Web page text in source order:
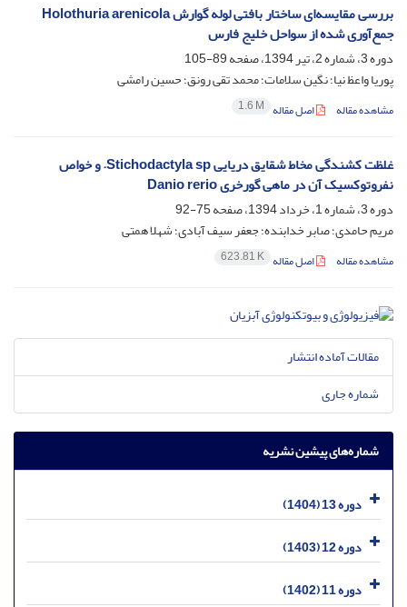
بررسی مقایسه‌ای ساختار بافتی لوله گوارش Holothuria arenicola
جمع‌آوری شده از سواحل خلیج فارس
دوره 3، شماره 2، تیر 1394، صفحه
89-105
پوریا واعظ نیا؛ نگین سلامات؛ محمد تقی رونق؛ حسین رامشی
مشاهده مقاله اصل مقاله 1.6 M
غلظت کشندگی مخاط شقایق دریایی Stichodactyla sp. و خواص
نفروتوکسیک آن در ماهی گورخری Danio rerio
دوره 3، شماره 1، خرداد 1394، صفحه
75-92
مریم حامدی؛ صابر خدابنده؛ جعفر سیف آبادی؛ شهلا همتی
مشاهده مقاله اصل مقاله 623.81 K
مقالات آماده انتشار
شماره جاری
شماره‌های پیشین نشریه
دوره 13 (1404)
دوره 12 (1403)
دوره 11 (1402)